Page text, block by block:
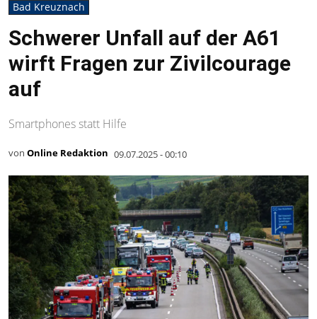
Bad Kreuznach
Schwerer Unfall auf der A61
wirft Fragen zur Zivilcourage
auf
Smartphones statt Hilfe
von Online Redaktion 09.07.2025 - 00:10